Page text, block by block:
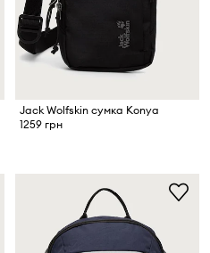
Jack Wolfskin сумка Konya
1259 грн